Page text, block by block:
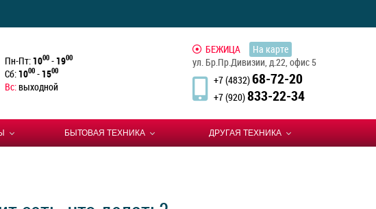
Пн-Пт:1000-1900
Сб:1000-1500
Вс:выходной
БЕЖИЦА
На карте
ул. Бр.Пр.Дивизии, д.22, офис 5
+7 (4832)68-72-20
+7 (920)833-22-34
БЫТОВАЯ ТЕХНИКА ДРУГАЯ ТЕХНИКА